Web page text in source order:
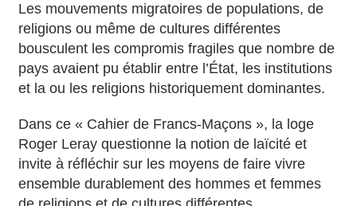
Les mouvements migratoires de populations, de
religions ou même de cultures différentes
bousculent les compromis fragiles que nombre de
pays avaient pu établir entre l’État, les institutions
et la ou les religions historiquement dominantes.
Dans ce « Cahier de Francs-Maçons », la loge
Roger Leray questionne la notion de laïcité et
invite à réfléchir sur les moyens de faire vivre
ensemble durablement des hommes et femmes